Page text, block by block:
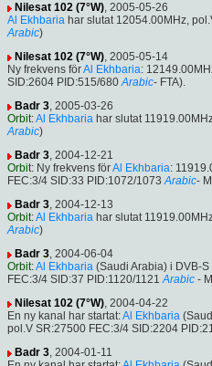
Nilesat 102 (7°W), 2005-05-26
Al Ekhbaria har slutat 12054.00MHz,
Arabic)
Nilesat 102 (7°W), 2005-05-14
Ny frekvens förAl Ekhbaria:
SID:2604 PID:515/680 Arabic- FTA).
Badr 3, 2005-03-26
Orbit:Al Ekhbaria har slutat
Arabic)
Badr 3, 2004-12-21
Orbit: Ny frekvens förAl Ekhbaria:
FEC:3/4 SID:33 PID:1072/1073 Arabic-
Badr 3, 2004-12-13
Orbit:Al Ekhbaria har slutat
Arabic)
Badr 3, 2004-06-04
Orbit:Al Ekhbaria (Saudi Arabia) i DVB-
FEC:3/4 SID:37 PID:1120/1121 Arabic -
Nilesat 102 (7°W), 2004-04-22
En ny kanal har startat:Al Ekhbaria
pol.V SR:27500 FEC:3/4 SID:2204
Badr 3, 2004-01-11